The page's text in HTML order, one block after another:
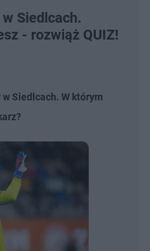
Siedlcach.
- rozwiąż QUIZ!
Siedlcach. W którym